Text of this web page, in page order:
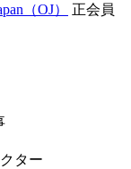
（OJ）
正会員
ター